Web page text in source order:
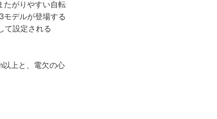
たがりやすい自転
モデルが登場する
て設定される
上と、電欠の心